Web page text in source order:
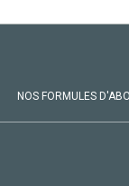
NOS FORMULES